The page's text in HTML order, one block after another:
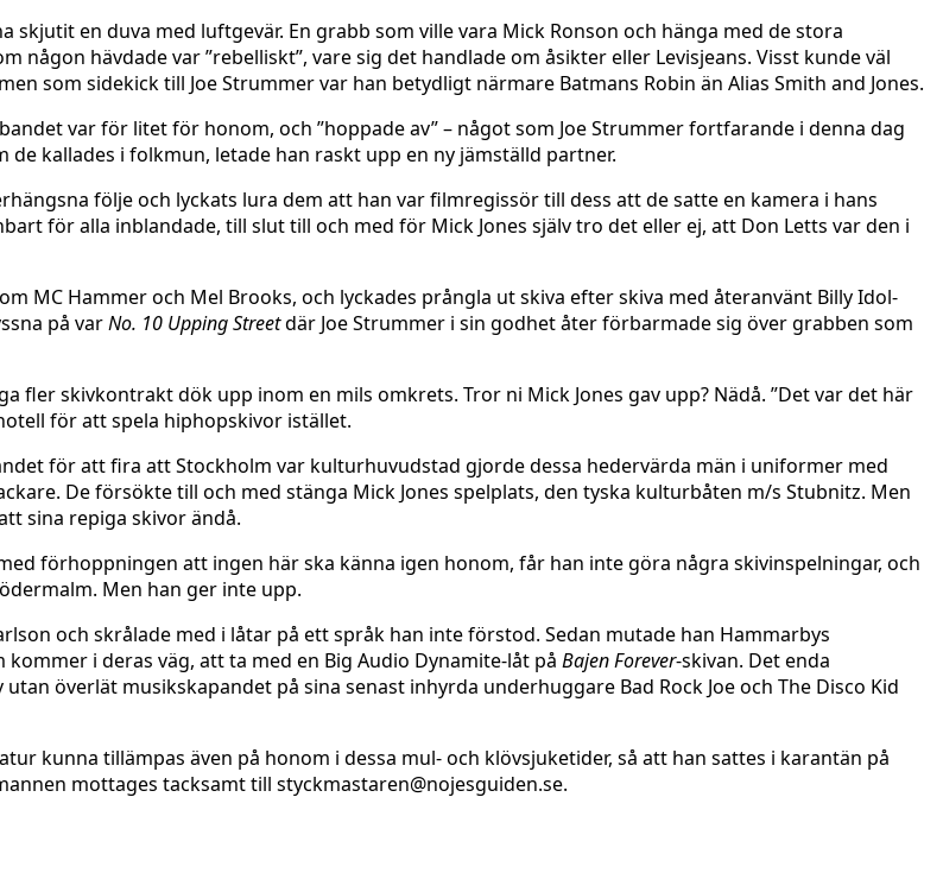
en duva med luftgevär. En grabb som ville vara Mick Ronson och hänga med de stora
hävdade var ”rebelliskt”, vare sig det handlade om åsikter eller Levisjeans. Visst kunde väl
som sidekick till Joe Strummer var han betydligt närmare Batmans Robin än Alias Smith and Jones.
var för litet för honom, och ”hoppade av” – något som Joe Strummer fortfarande i denna dag
kallades i folkmun, letade han raskt upp en ny jämställd partner.
följe och lyckats lura dem att han var filmregissör till dess att de satte en kamera i hans
för alla inblandade, till slut till och med för Mick Jones själv tro det eller ej, att Don Letts var den i
MC Hammer och Mel Brooks, och lyckades prångla ut skiva efter skiva med återanvänt Billy Idol-
på varNo. 10 Upping Streetdär Joe Strummer i sin godhet åter förbarmade sig över grabben som
skivkontrakt dök upp inom en mils omkrets. Tror ni Mick Jones gav upp? Nädå. ”Det var det här
för att spela hiphopskivor istället.
för att fira att Stockholm var kulturhuvudstad gjorde dessa hedervärda män i uniformer med
De försökte till och med stänga Mick Jones spelplats, den tyska kulturbåten m/s Stubnitz. Men
sina repiga skivor ändå.
förhoppningen att ingen här ska känna igen honom, får han inte göra några skivinspelningar, och
Men han ger inte upp.
och skrålade med i låtar på ett språk han inte förstod. Sedan mutade han Hammarbys
i deras väg, att ta med en Big Audio Dynamite-låt på Bajen Forever-skivan. Det enda
överlät musikskapandet på sina senast inhyrda underhuggare Bad Rock Joe och The Disco Kid
kunna tillämpas även på honom i dessa mul- och klövsjuketider, så att han sattes i karantän på
mottages tacksamt till styckmastaren@nojesguiden.se.